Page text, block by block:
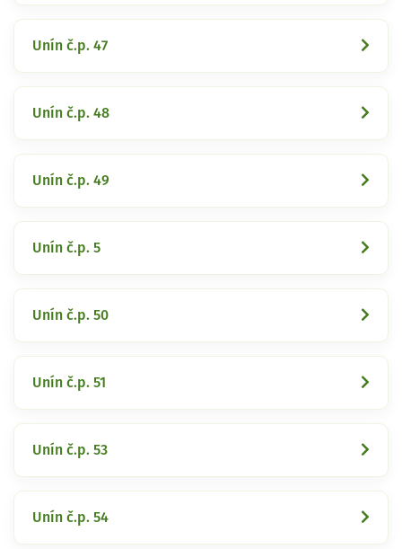
Unín č.p. 47
Unín č.p. 48
Unín č.p. 49
Unín č.p. 5
Unín č.p. 50
Unín č.p. 51
Unín č.p. 53
Unín č.p. 54